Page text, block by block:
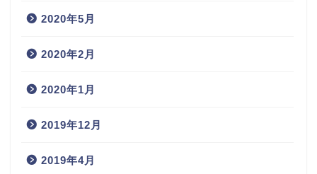
2020年5月
2020年2月
2020年1月
2019年12月
2019年4月